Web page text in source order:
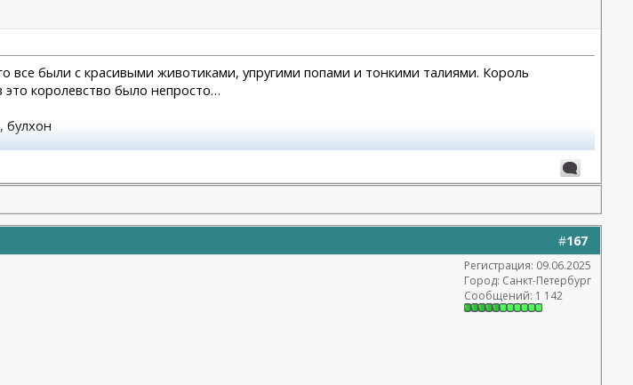
все были с красивыми животиками, упругими попами и тонкими талиями. Король
королевство было непросто…
булхон
#167
Регистрация: 09.06.2025
Город: Санкт-Петербург
Сообщений: 1 142